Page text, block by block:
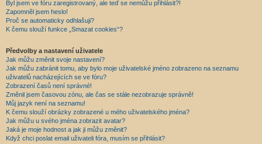
Byl jsem ve fóru zaregistrovaný, ale teď se nemůžu přihlásit?!
Zapomněl jsem heslo!
Proč se automaticky odhlašuji?
K čemu slouží funkce „Smazat cookies“?
Předvolby a nastavení uživatele
Jak můžu změnit svoje nastavení?
Jak můžu zabránit tomu, aby bylo moje uživatelské jméno zobrazeno na seznamu
uživatelů nacházejících se ve fóru?
Zobrazení časů není správné!
Změnil jsem časovou zónu, ale čas se stále nezobrazuje správně!
Můj jazyk není na seznamu!
K čemu slouží obrázky zobrazené u mého uživatelského jména?
Jak můžu u svého jména zobrazit avatar?
Jaká je moje hodnost a jak ji můžu změnit?
Když chci poslat email uživateli fóra, musím se přihlásit?